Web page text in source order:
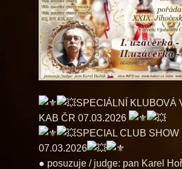
SPECIÁLNÍ KLUBOVÁ
KAB ČR 07.03.2026
SPECIAL CLUB SHOW
07.03.2026
● posuzuje / judge: pan Karel